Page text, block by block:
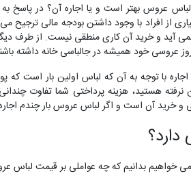
عروس بهتر است و یا اجاره آن؟ در پاسخ به
از افراد با وجود داشتن بودجه مالی
نمی آید و خرید آن کاری منطقی نیست. از طرف
عروسی خود همیشه در جالباسی خانه داشته
با توجه به آن که لباس اولین بار است که
هستید، هزینه پرداختی شما تفاوت
خواهیم بدانیم که چه عواملی بر قیمت لباس